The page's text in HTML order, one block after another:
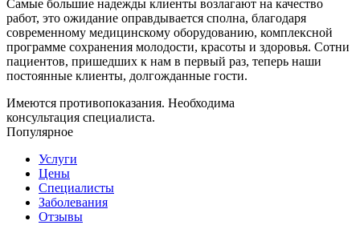
Самые большие надежды клиенты возлагают на качество
работ, это ожидание оправдывается сполна, благодаря
современному медицинскому оборудованию, комплексной
программе сохранения молодости, красоты и здоровья. Сотни
пациентов, пришедших к нам в первый раз, теперь наши
постоянные клиенты, долгожданные гости.
Имеются противопоказания. Необходима
консультация специалиста.
Популярное
Услуги
Цены
Специалисты
Заболевания
Отзывы